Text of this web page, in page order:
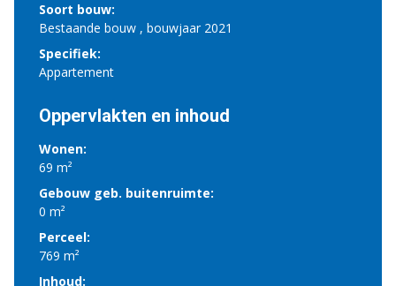
Soort bouw:
Bestaande bouw , bouwjaar 2021
Specifiek:
Appartement
Oppervlakten en inhoud
Wonen:
69 m²
Gebouw geb. buitenruimte:
0 m²
Perceel:
769 m²
Inhoud: